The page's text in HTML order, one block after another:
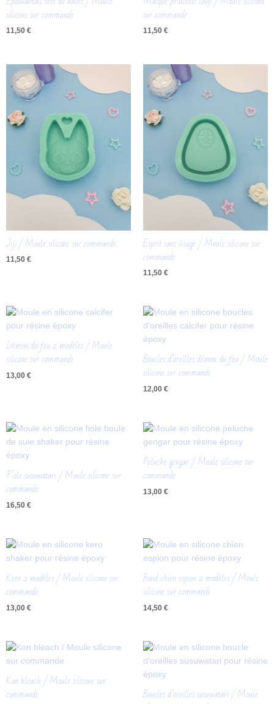
silicone sur commande
11,50 €
sur commande
11,50 €
Jiji / Moule silicone sur commande
11,50 €
Esprit sans visage / Moule silicone sur
commande
11,50 €
Démon du feu 2 modèles / Moule
silicone sur commande
13,00 €
Boucles d’oreilles démon du feu / Moule
silicone sur commande
12,00 €
Fiole susuwatari / Moule silicone sur
commande
16,50 €
Peluche gengar / Moule silicone sur
commande
13,00 €
Kero 2 modèles / Moule silicone sur
commande
13,00 €
Bond chien espion 2 modèles / Moule
silicone sur commande
14,50 €
Kon bleach / Moule silicone sur
commande
Boucles d’oreilles susuwatari / Moule